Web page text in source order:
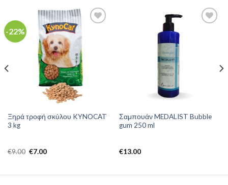
-22%
Ξηρά τροφή σκύλου KYNOCAT
3 kg
€9.00 Original
€7.00Η
€7.00.
Σαμπουάν MEDALIST Bubble
gum 250 ml
€13.00